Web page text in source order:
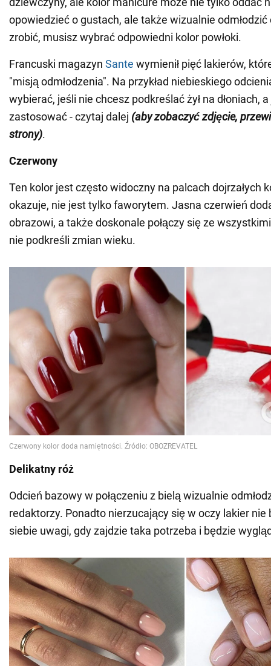
opowiedzieć o gustach, ale także wizualnie odmłodzić
zrobić, musisz wybrać odpowiedni kolor powłoki.
Francuski magazyn Sante wymienił pięć lakierów,
"misją odmłodzenia". Na przykład niebieskiego
wybierać, jeśli nie chcesz podkreślać żył na dłoniach,
zastosować - czytaj dalej (aby zobaczyć zdjęcie,
strony).
Czerwony
Ten kolor jest często widoczny na palcach dojrzałych
okazuje, nie jest tylko faworytem. Jasna czerwień
obrazowi, a także doskonale połączy się ze
nie podkreśli zmian wieku.
Delikatny róż
Odcień bazowy w połączeniu z bielą wizualnie
redaktorzy. Ponadto nierzucający się w oczy lakier nie
siebie uwagi, gdy zajdzie taka potrzeba i będzie